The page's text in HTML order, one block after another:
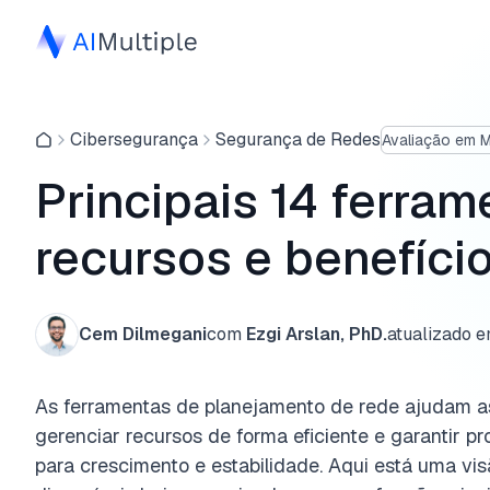
Cibersegurança Segurança de RedesAvaliação em
Principais 14
recursos e
Cem Dilmeganicom Ezgi Arslan, PhD.atualizado
As ferramentas de planejamento de rede ajudam
gerenciar recursos de forma eficiente e garantir
para crescimento e estabilidade. Aqui está uma